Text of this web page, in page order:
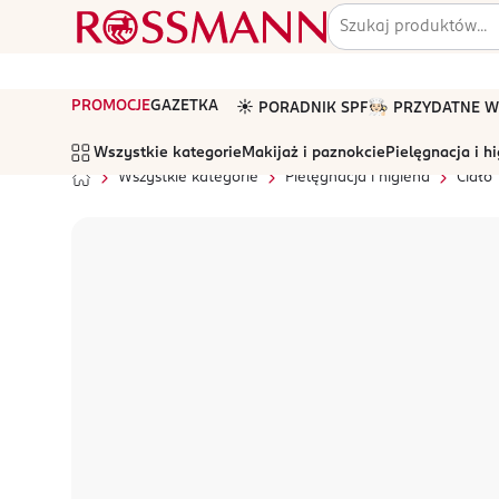
PROMOCJEGAZETKA ☀️ PORADNIK SPF🧑🏻‍🍳 PRZYDATNE
Wszystkie kategorie Makijaż i paznokcie Pielęgnacja i
Wszystkie kategorie
Pielęgnacja i higiena Ciało